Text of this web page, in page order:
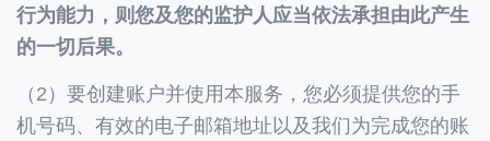
行为能力，则您及您的监护人应当依法承担由此产生
的一切后果。
（2）要创建账户并使用本服务，您必须提供您的手
机号码、有效的电子邮箱地址以及我们为完成您的账